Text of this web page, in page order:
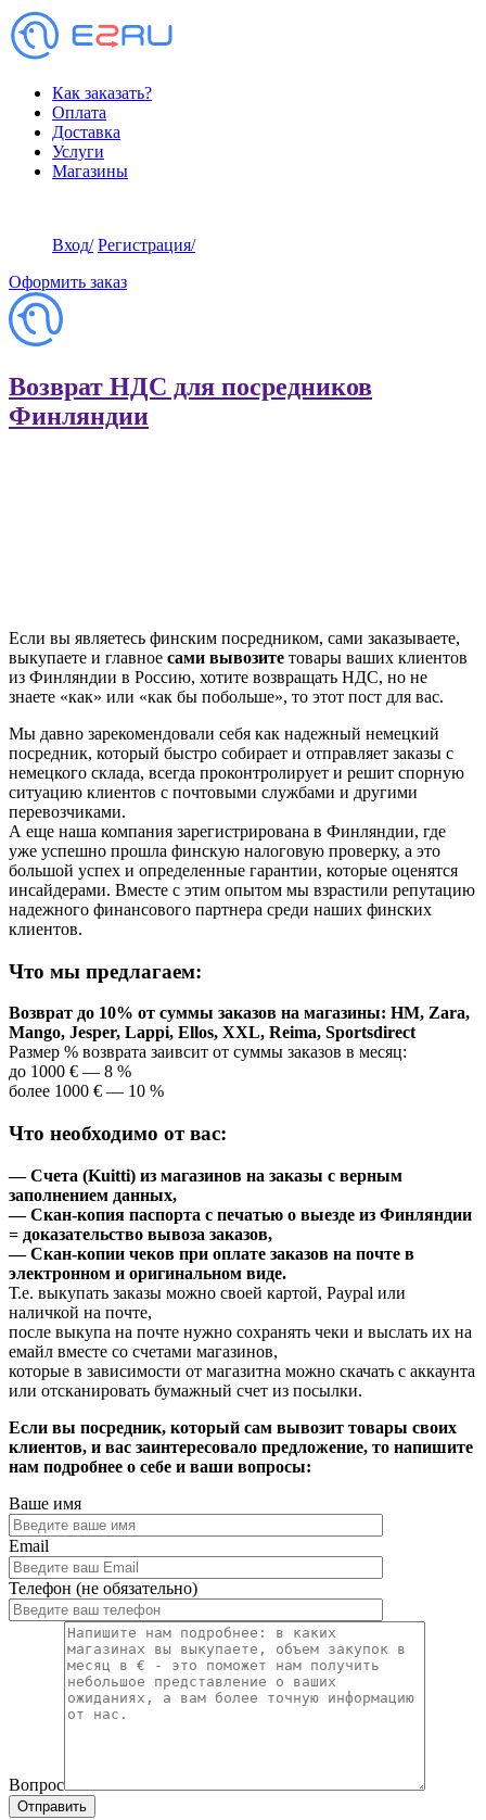
Как заказать?
Оплата
Доставка
Услуги
Магазины
Вход/ Регистрация/
Оформить заказ
Возврат НДС для посредников
Финляндии
Если вы являетесь финским посредником, сами заказываете,
выкупаете и главное сами вывозите товары ваших клиентов
из Финляндии в Россию, хотите возвращать НДС, но не
знаете «как» или «как бы побольше», то этот пост для вас.
Мы давно зарекомендовали себя как надежный немецкий
посредник, который быстро собирает и отправляет заказы с
немецкого склада, всегда проконтролирует и решит спорную
ситуацию клиентов с почтовыми службами и другими
перевозчиками.
А еще наша компания зарегистрирована в Финляндии, где
уже успешно прошла финскую налоговую проверку, а это
большой успех и определенные гарантии, которые оценятся
инсайдерами. Вместе с этим опытом мы взрастили репутацию
надежного финансового партнера среди наших финских
клиентов.
Что мы предлагаем:
Возврат до 10% от суммы заказов на магазины: HM, Zara,
Mango, Jesper, Lappi, Ellos, XXL, Reima, Sportsdirect
Размер % возврата заивсит от суммы заказов в месяц:
до 1000 € — 8 %
более 1000 € — 10 %
Что необходимо от вас:
— Счета (Kuitti) из магазинов на заказы с верным
заполнением данных,
— Скан-копия паспорта с печатью о выезде из Финляндии
= доказательство вывоза заказов,
— Скан-копии чеков при оплате заказов на почте в
электронном и оригинальном виде.
Т.е. выкупать заказы можно своей картой, Paypal или
наличкой на почте,
после выкупа на почте нужно сохранять чеки и выслать их на
емайл вместе со счетами магазинов,
которые в зависимости от магазитна можно скачать с аккаунта
или отсканировать бумажный счет из посылки.
Если вы посредник, который сам вывозит товары своих
клиентов, и вас заинтересовало предложение, то напишите
нам подробнее о себе и ваши вопросы:
Ваше имя
Email
Телефон (не обязательно)
Вопрос